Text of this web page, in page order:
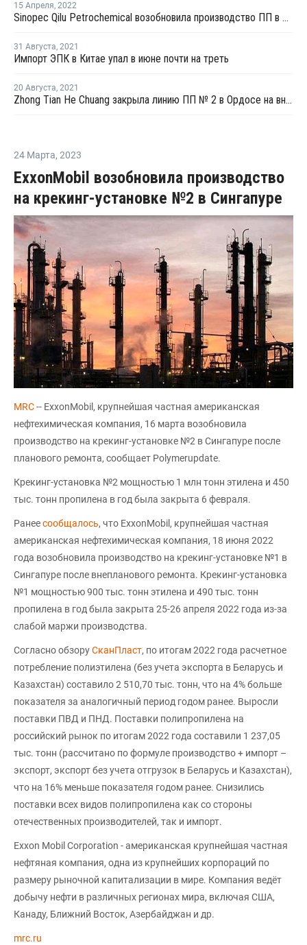
15 Апреля, 2022
Sinopec Qilu Petrochemical возобновила производство ПП в Китае
31 Августа, 2021
Импорт ЭПК в Китае упал в июне почти на треть
20 Августа, 2021
Zhong Tian He Chuang закрыла линию ПП № 2 в Ордосе на внеплановый ремонт
24 Марта, 2023
ExxonMobil возобновила производство
на крекинг-установке №2 в Сингапуре
MRC-- ExxonMobil, крупнейшая частная американская
нефтехимическая компания, 16 марта возобновила
производство на крекинг-установке №2 в Сингапуре после
планового ремонта, сообщает Polymerupdate.
Крекинг-установка №2 мощностью 1 млн тонн этилена и 450
тыс. тонн пропилена в год была закрыта 6 февраля.
Ранеесообщалось, что ExxonMobil, крупнейшая частная
американская нефтехимическая компания, 18 июня 2022
года возобновила производство на крекинг-установке №1 в
Сингапуре после внепланового ремонта. Крекинг-установка
№1 мощностью 900 тыс. тонн этилена и 490 тыс. тонн
пропилена в год была закрыта 25-26 апреля 2022 года из-за
слабой маржи производства.
Согласно обзоруСканПласт, по итогам 2022 года расчетное
потребление полиэтилена (без учета экспорта в Беларусь и
Казахстан) составило 2 510,70 тыс. тонн, что на 4% больше
показателя за аналогичный период годом ранее. Выросли
поставки ПВД и ПНД. Поставки полипропилена на
российский рынок по итогам 2022 года составили 1 237,05
тыс. тонн (рассчитано по формуле производство + импорт –
экспорт, экспорт без учета отгрузок в Беларусь и Казахстан),
что на 16% меньше показателя годом ранее. Снизились
поставки всех видов полипропилена как со стороны
отечественных производителей, так и импорт.
Exxon Mobil Corporation - американская крупнейшая частная
нефтяная компания, одна из крупнейших корпораций по
размеру рыночной капитализации в мире. Компания ведёт
добычу нефти в различных регионах мира, включая США,
Канаду, Ближний Восток, Азербайджан и др.
mrc.ru